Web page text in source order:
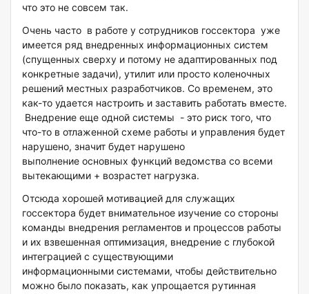
что это не совсем так.
Очень часто в работе у сотрудников госсектора уже
имеется ряд внедренных информационных систем
(спущенных сверху и потому не адаптированных под
конкретные задачи), утилит или просто коленочных
решений местных разработчиков. Со временем, это
как-то удается настроить и заставить работать вместе.
Внедрение еще одной системы - это риск того, что
что-то в отлаженной схеме работы и управления будет
нарушено, значит будет нарушено
выполнение основных функций ведомства со всеми
вытекающими + возрастет нагрузка.
Отсюда хорошей мотивацией для служащих
госсектора будет внимательное изучение со стороны
команды внедрения регламентов и процессов работы
и их взвешенная оптимизация, внедрение с глубокой
интеграцией с существующими
информационными системами, чтобы действительно
можно было показать, как упрощается рутинная